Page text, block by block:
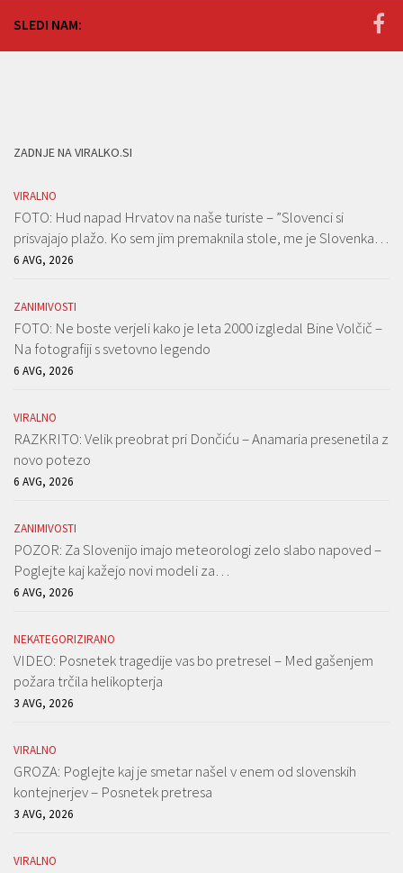
SLEDI NAM:
ZADNJE NA VIRALKO.SI
VIRALNO
FOTO: Hud napad Hrvatov na naše turiste – ”Slovenci si
prisvajajo plažo. Ko sem jim premaknila stole, me je Slovenka…
6 AVG, 2026
ZANIMIVOSTI
FOTO: Ne boste verjeli kako je leta 2000 izgledal Bine Volčič –
Na fotografiji s svetovno legendo
6 AVG, 2026
VIRALNO
RAZKRITO: Velik preobrat pri Dončiću – Anamaria presenetila z
novo potezo
6 AVG, 2026
ZANIMIVOSTI
POZOR: Za Slovenijo imajo meteorologi zelo slabo napoved –
Poglejte kaj kažejo novi modeli za…
6 AVG, 2026
NEKATEGORIZIRANO
VIDEO: Posnetek tragedije vas bo pretresel – Med gašenjem
požara trčila helikopterja
3 AVG, 2026
VIRALNO
GROZA: Poglejte kaj je smetar našel v enem od slovenskih
kontejnerjev – Posnetek pretresa
3 AVG, 2026
VIRALNO